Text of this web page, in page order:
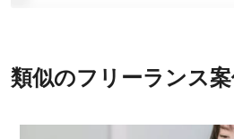
類似のフリーランス